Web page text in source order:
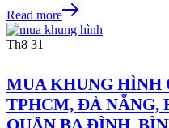
Read more
Th8 31
MUA KHUNG HÌNH
TPHCM, ĐÀ NẴNG,